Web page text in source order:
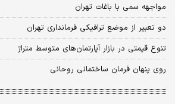
مواجهه سمی با باغات تهران
دو تعبیر از موضع ترافیکی فرمانداری تهران
تنوع قیمتی در بازار آپارتمان‌های متوسط متراژ
روی پنهان فرمان ساختمانی روحانی